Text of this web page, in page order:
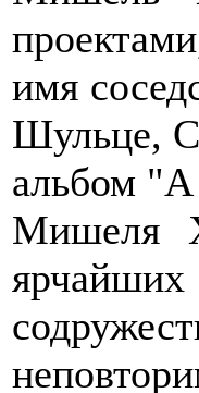
имя
Шульце,
альбом
Мишеля